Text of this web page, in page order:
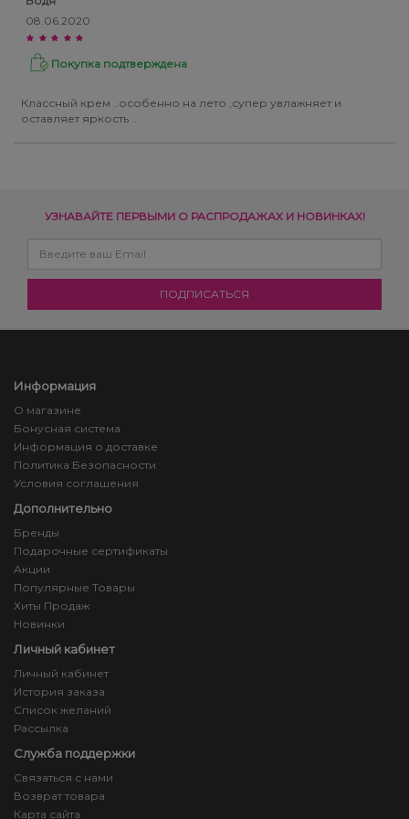
08.06.2020
Покупка подтверждена
Классный крем ..особенно на лето ,супер увлажняет и
оставляет яркость ..
УЗНАВАЙТЕ ПЕРВЫМИ О РАСПРОДАЖАХ И НОВИНКАХ!
Информация
О магазине
Бонусная система
Информация о доставке
Политика Безопасности
Условия соглашения
Дополнительно
Бренды
Подарочные сертификаты
Акции
Популярные Товары
Хиты Продаж
Новинки
Личный кабинет
Личный кабинет
История заказа
Список желаний
Рассылка
Служба поддержки
Связаться с нами
Возврат товара
Карта сайта